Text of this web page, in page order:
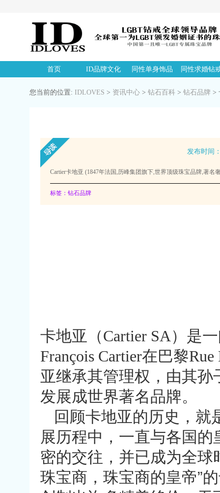
首页 ID品牌文化 同性单身饰品 同性求婚钻
您当前的位置: IDLOVES > 资讯中心 > 钻石百科 > 钻石品牌 >
发布时间
Cartier卡地亚 (1847年法国,历峰集团旗下,世界顶级珠宝品牌,著
标签：钻石品牌
卡地亚（Cartier SA）是
François Cartier在巴黎
亚继承其管理权，由其孙
发展成世界著名品牌。
回顾卡地亚的历史，就
展历程中，一直与各国
密的交往，并已成为全球
珠宝商，珠宝商的皇帝”